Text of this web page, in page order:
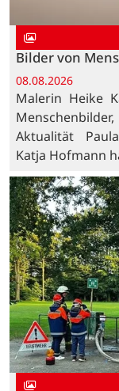
Bilder von
08.08.2026
Malerin Heike
Aktualität
Katja Hofmann